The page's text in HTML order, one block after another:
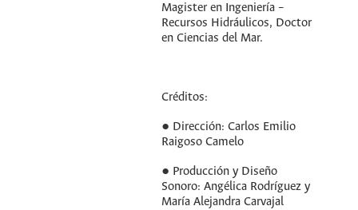
Magister en Ingeniería –
Recursos Hidráulicos, Doctor
en Ciencias del Mar.
Créditos:
● Dirección: Carlos Emilio
Raigoso Camelo
● Producción y Diseño
Sonoro: Angélica Rodríguez y
María Alejandra Carvajal